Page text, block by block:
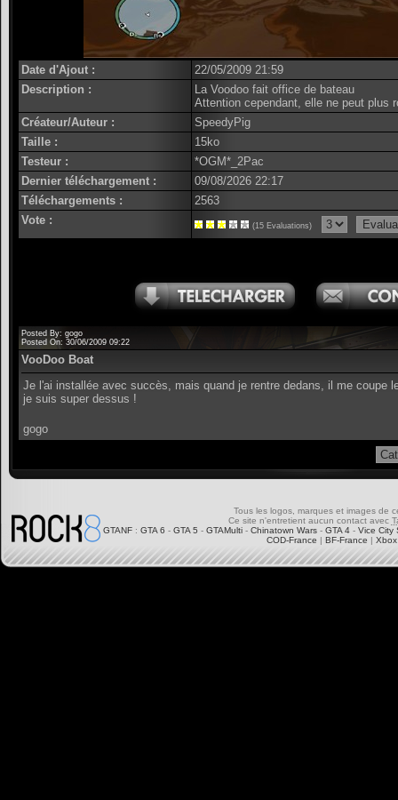
Date d'Ajout :
22/05/2009 21:59
Description :
La Voodoo fait office de bateau
Attention cependant, elle ne peut plus
Créateur/Auteur :
SpeedyPig
Taille :
15ko
Testeur :
*OGM*_2Pac
Dernier téléchargement :
09/08/2026 22:17
Téléchargements :
2563
Vote :
(15 Evaluations)
Posted By: gogo
Posted On: 30/06/2009 09:22
VooDoo Boat
Je l'ai installée avec succès, mais quand je rentre dedans, il me coupe
je suis super dessus !
gogo
Tous les logos, marques et images de
Ce site n'entretient aucun contact avec
GTANF : GTA 6 - GTA 5 - GTAMulti - Chinatown Wars - GTA 4 - Vice City
COD-France | BF-France |